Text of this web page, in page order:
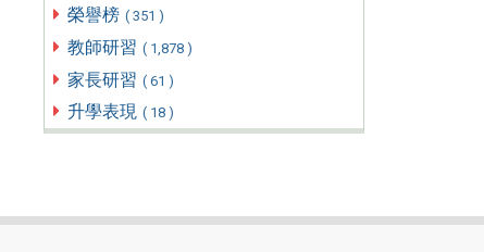
榮譽榜 ( 351 )
教師研習 ( 1,878 )
家長研習 ( 61 )
升學表現 ( 18 )